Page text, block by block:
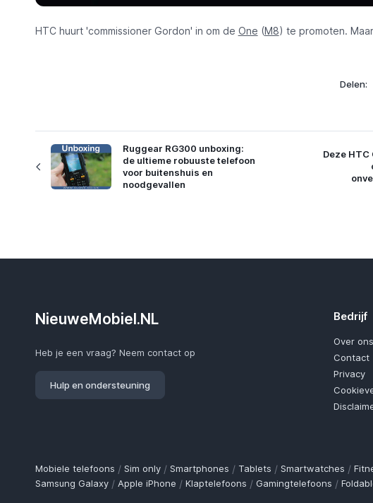
HTC huurt 'commissioner Gordon' in om de One (M8) te promoten.
Delen:
Ruggear RG300 unboxing:
de ultieme robuuste telefoon
voor buitenshuis en
noodgevallen
Deze HTC
NieuweMobiel.NL
Heb je een vraag? Neem contact op
Hulp en ondersteuning
Bedrijf
Over ons
Contact
Privacy
Mobiele telefoons / Sim only / Smartphones / Tablets / Smartwatches /
Samsung Galaxy / Apple iPhone / Klaptelefoons / Gamingtelefoons /